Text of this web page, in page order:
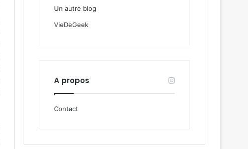
Un autre blog
VieDeGeek
A propos
Contact